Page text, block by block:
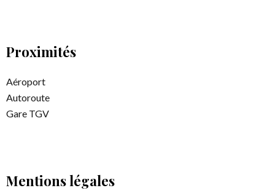
Proximités
Aéroport
Autoroute
Gare TGV
Mentions légales